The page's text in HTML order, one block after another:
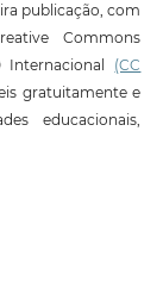
publicação, com
Commons
Internacional (CC
gratuitamente e
educacionais,